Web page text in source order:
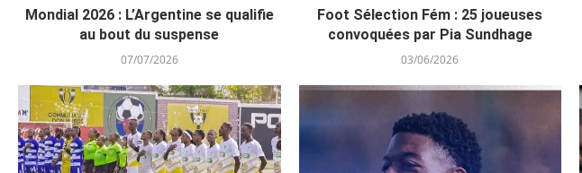
Mondial 2026 : L’Argentine se qualifie
au bout du suspense
07/07/2026
Foot Sélection Fém : 25 joueuses
convoquées par Pia Sundhage
03/06/2026